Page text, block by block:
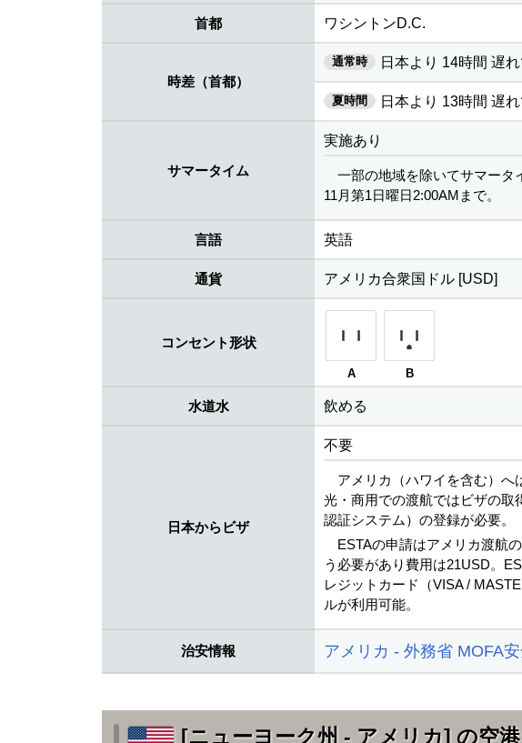
首都 ワシントンD.C.
時差（首都）
通常時 日本より 14時間 遅
夏時間 日本より 13時間 遅
サマータイム
実施あり
一部の地域を除いてサマータ
11月第1日曜日2:00AMまで。
言語 英語
通貨 アメリカ合衆国ドル [USD]
コンセント形状
A B
水道水 飲める
日本からビザ
不要
アメリカ（ハワイを含む）へ
光・商用での渡航ではビザの取
認証システム）の登録が必要。
ESTAの申請はアメリカ渡航
う必要があり費用は21USD。
レジットカード（VISA /
ルが利用可能。
治安情報 アメリカ - 外務省 MOFA
[ニューヨーク州 - アメリカ] の空港